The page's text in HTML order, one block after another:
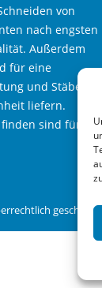
von
nach engsten
Außerdem
für eine
und Stäbe mit
liefern.
finden sind für
geschützt.